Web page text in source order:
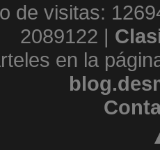
de visitas:
2089122 |
en la